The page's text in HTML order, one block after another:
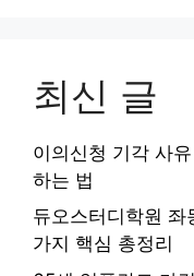
최신 글
이의신청 기각 사
하는 법
듀오스터디학원
가지 핵심 총정리